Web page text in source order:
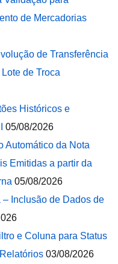
de Mercadorias
de Transferência
de Troca
Históricos e
05/08/2026
Automático da Nota
Emitidas a partir da
05/08/2026
– Inclusão de Dados de
e Coluna para Status
03/08/2026